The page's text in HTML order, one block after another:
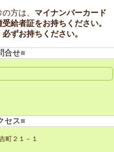
方は、 マイナンバーカード
受給者証をお持ちください。
ずお持ちください。
合せ■
セス■
町２１－１